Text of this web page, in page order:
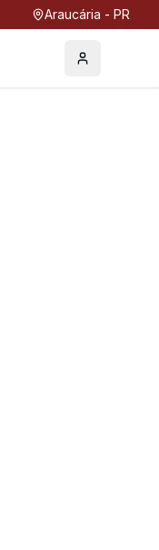
Araucária - PR
Perfil